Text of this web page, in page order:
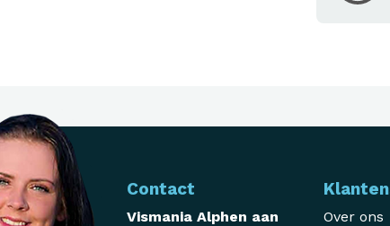
Contact
Vismania Alphen aan
Over ons